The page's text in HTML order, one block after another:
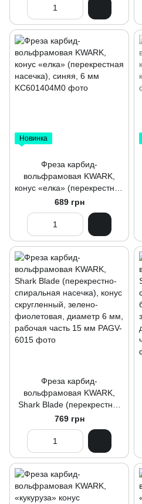
Новинка
Фреза карбид-
вольфрамовая KWARK,
конус «елка» (перекрестная
насечка), синяя, 6 мм
689 грн
Фреза карбид-
вольфрамовая KWARK,
Shark Blade (перекрестно-
спиральная насечка), конус
скругленный, зелено-
фиолетовая, диаметр 6 мм,
рабочая часть 15 мм
769 грн